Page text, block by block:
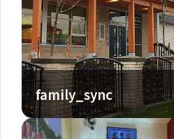
family_sync